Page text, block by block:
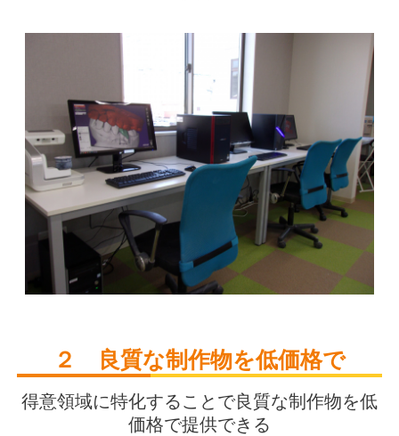
２ 良質な制作物を低価格で
得意領域に特化することで良質な制作物を低
価格で提供できる